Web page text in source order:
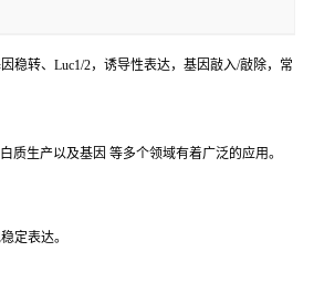
稳转、Luc1/2，诱导性表达，基因敲入/敲除，常
生产以及基因 等多个领域有着广泛的应用。
定表达。